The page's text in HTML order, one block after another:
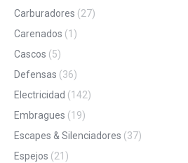
Carburadores (27)
Carenados (1)
Cascos (5)
Defensas (36)
Electricidad (142)
Embragues (19)
Escapes & Silenciadores (37)
Espejos (21)